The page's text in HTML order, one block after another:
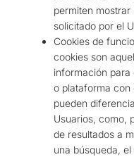
permiten
solicitado por el
Cookies de
cookies son
información
o plataforma con
pueden
Usuarios, como,
de resultados a
una búsqueda,